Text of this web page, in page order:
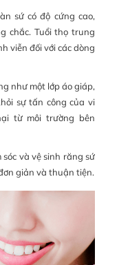
sứ có độ cứng cao,
chắc. Tuổi thọ trung
viễn đối với các dòng
như một lớp áo giáp,
sự tấn công của vi
từ môi trường bên
và vệ sinh răng sứ
giản và thuận tiện.